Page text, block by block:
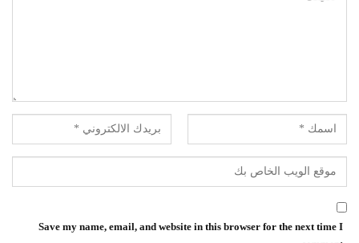
Save my name, email, and website in this browser for the next time I